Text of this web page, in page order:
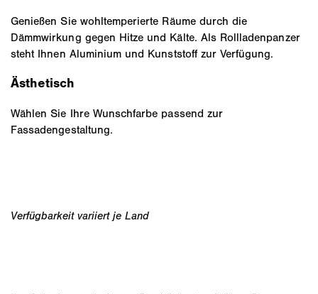
Genießen Sie wohltemperierte Räume durch die
Dämmwirkung gegen Hitze und Kälte. Als Rollladenpanzer
steht Ihnen Aluminium und Kunststoff zur Verfügung.
Ästhetisch
Wählen Sie Ihre Wunschfarbe passend zur
Fassadengestaltung.